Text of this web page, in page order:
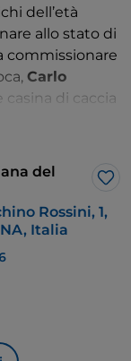
dell’età
allo stato di
commissionare
Carlo
casina di caccia
leggero
che ha toni
del lago si
balneari.
del
Rossini, 1,
Italia